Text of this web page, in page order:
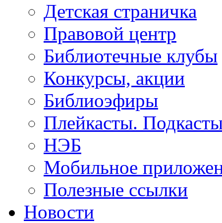
Детская страничка
Правовой центр
Библиотечные клубы
Конкурсы, акции
Библиоэфиры
Плейкасты.
НЭБ
Мобильное
Полезные ссылки
Новости